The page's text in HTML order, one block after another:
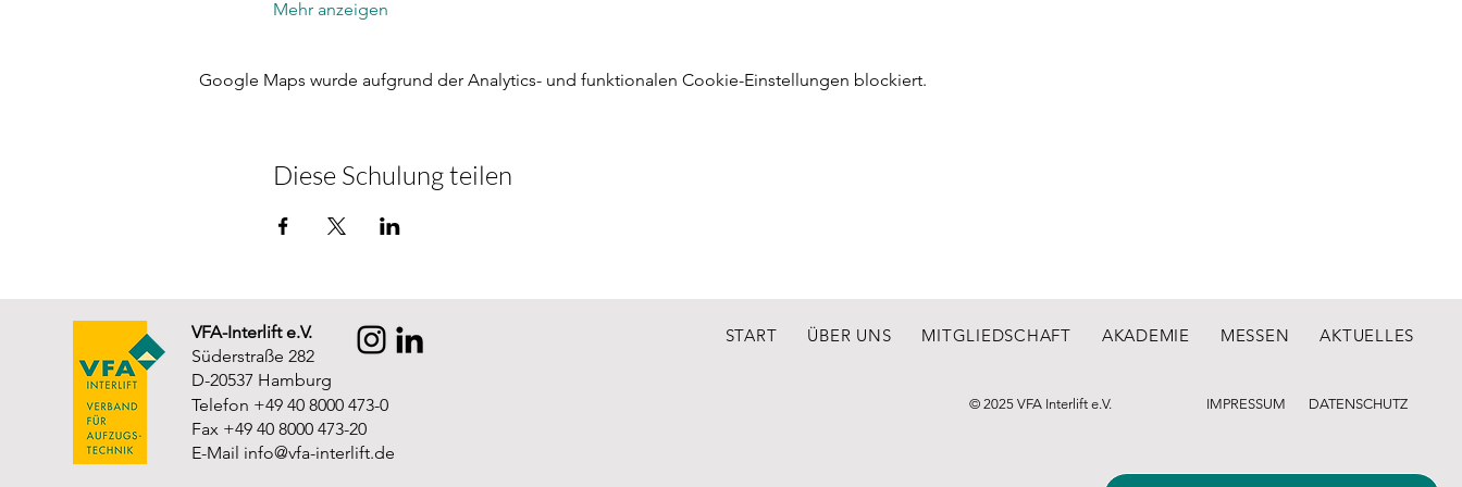
Mehr anzeigen
Google Maps wurde aufgrund der Analytics- und funktionalen Cookie-Einstellungen blockiert.
Diese Schulung teilen
VFA-Interlift e.V.
Süderstraße 282
D-20537 Hamburg
Telefon +49 40 8000 473-0
Fax +49 40 8000 473-20
E-Mail info@vfa-interlift.de
START ÜBER UNS MITGLIEDSCHAFT AKADEMIE MESSEN AKTUELLES
© 2025 VFA Interlift e.V. IMPRESSUM DATENSCHUTZ